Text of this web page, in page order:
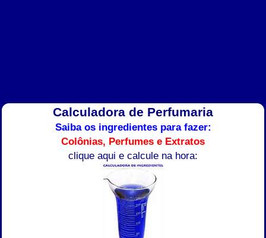
Calculadora de Perfumaria
Saiba os ingredientes para fazer:
Colônias, Perfumes e Extratos
clique aqui e calcule na hora: